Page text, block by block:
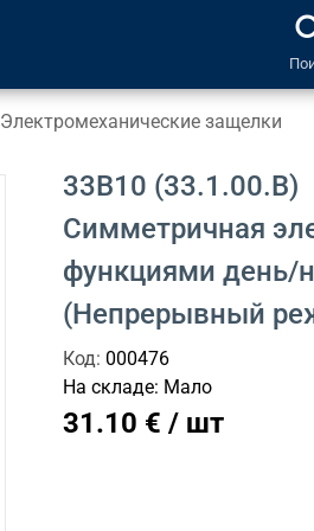
Электромеханические защелки
33B10 (33.1.00.B)
Симметричная
функциями день/
(Непрерывный
Код: 000476
На складе: Мало
31.10 € / шт